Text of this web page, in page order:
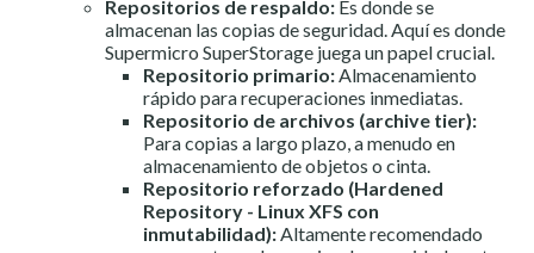
Repositorios de respaldo: Es donde se
almacenan las copias de seguridad. Aquí es donde
Supermicro SuperStorage juega un papel crucial.
Repositorio primario:Almacenamiento
rápido para recuperaciones inmediatas.
Repositorio de archivos (archive tier):
Para copias a largo plazo, a menudo en
almacenamiento de objetos o cinta.
Repositorio reforzado (Hardened
Repository - Linux XFS con
inmutabilidad):Altamente recomendado